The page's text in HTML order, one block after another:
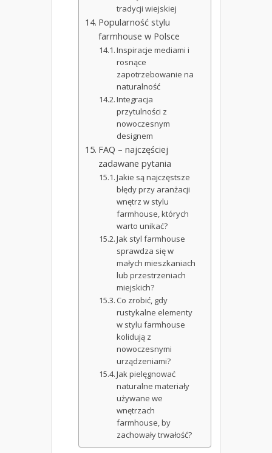
tradycji wiejskiej
Popularność stylu
farmhouse w Polsce
Inspiracje mediami i
rosnące
zapotrzebowanie na
naturalność
Integracja
przytulności z
nowoczesnym
designem
FAQ – najczęściej
zadawane pytania
Jakie są najczęstsze
błędy przy aranżacji
wnętrz w stylu
farmhouse, których
warto unikać?
Jak styl farmhouse
sprawdza się w
małych mieszkaniach
lub przestrzeniach
miejskich?
Co zrobić, gdy
rustykalne elementy
w stylu farmhouse
kolidują z
nowoczesnymi
urządzeniami?
Jak pielęgnować
naturalne materiały
używane we
wnętrzach
farmhouse, by
zachowały trwałość?